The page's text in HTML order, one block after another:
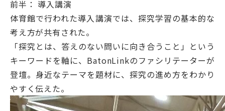
前半： 導入講演
体育館で行われた導入講演では、探究学習の基本的な
考え方が共有された。
「探究とは、答えのない問いに向き合うこと」という
キーワードを軸に、BatonLinkのファシリテーターが
登壇。身近なテーマを題材に、探究の進め方をわかり
やすく伝えた。